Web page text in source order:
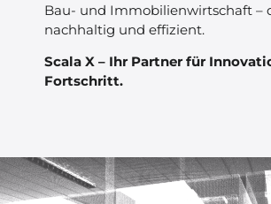
Bau- und Immobilienwirtschaft –
nachhaltig und effizient.
Scala X – Ihr Partner für
Fortschritt.